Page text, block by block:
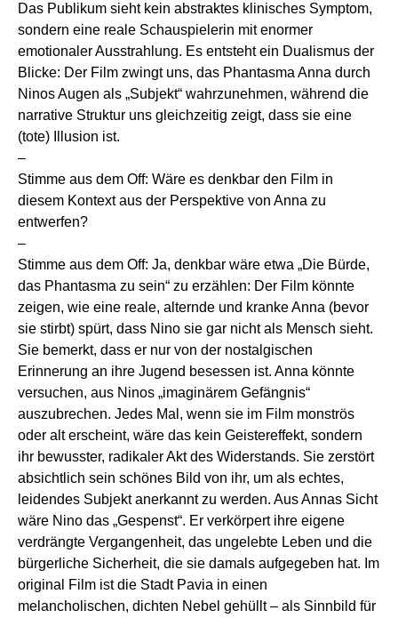
Das Publikum sieht kein abstraktes klinisches Symptom,
sondern eine reale Schauspielerin mit enormer
emotionaler Ausstrahlung. Es entsteht ein Dualismus der
Blicke: Der Film zwingt uns, das Phantasma Anna durch
Ninos Augen als „Subjekt“ wahrzunehmen, während die
narrative Struktur uns gleichzeitig zeigt, dass sie eine
(tote) Illusion ist.
–
Stimme aus dem Off: Wäre es denkbar den Film in
diesem Kontext aus der Perspektive von Anna zu
entwerfen?
–
Stimme aus dem Off: Ja, denkbar wäre etwa „Die Bürde,
das Phantasma zu sein“ zu erzählen: Der Film könnte
zeigen, wie eine reale, alternde und kranke Anna (bevor
sie stirbt) spürt, dass Nino sie gar nicht als Mensch sieht.
Sie bemerkt, dass er nur von der nostalgischen
Erinnerung an ihre Jugend besessen ist. Anna könnte
versuchen, aus Ninos „imaginärem Gefängnis“
auszubrechen. Jedes Mal, wenn sie im Film monströs
oder alt erscheint, wäre das kein Geistereffekt, sondern
ihr bewusster, radikaler Akt des Widerstands. Sie zerstört
absichtlich sein schönes Bild von ihr, um als echtes,
leidendes Subjekt anerkannt zu werden. Aus Annas Sicht
wäre Nino das „Gespenst“. Er verkörpert ihre eigene
verdrängte Vergangenheit, das ungelebte Leben und die
bürgerliche Sicherheit, die sie damals aufgegeben hat. Im
original Film ist die Stadt Pavia in einen
melancholischen, dichten Nebel gehüllt – als Sinnbild für